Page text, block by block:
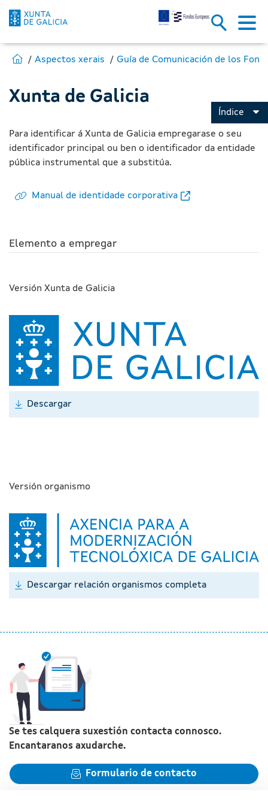
Xunta de Galicia - Fondos
Skip to Main Content
Estás en:
Ir para Fondos Europeos
Aspectos xerais
Xunta de Galicia
Para identificar á Xunta de Galicia empregarase o seu
identificador principal ou ben o identificador da entidade
pública instrumental que a substitúa.
Manual de identidade corporativa
Elemento a empregar
Versión Xunta de Galicia
Descargar
Versión organismo
Descargar relación organismos completa
Índice
Se tes calquera suxestión contacta connosco.
Encantaranos axudarche.
Formulario de contacto